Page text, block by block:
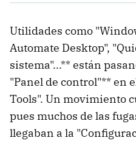
Utilidades como
Automate Desktop",
sistema"...** están
"Panel de control"** en
Tools". Un movimiento
pues muchos de las
llegaban a la